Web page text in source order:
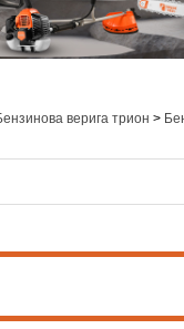
верига трион >